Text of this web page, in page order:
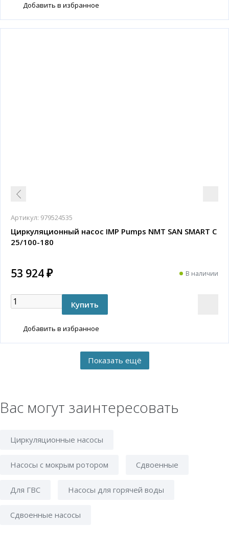
Добавить в избранное
Артикул: 979524535
Циркуляционный насос IMP Pumps NMT SAN SMART C
25/100-180
53 924 ₽ В наличии
Добавить в избранное
Вас могут заинтересовать
Циркуляционные насосы
Насосы с мокрым ротором Сдвоенные
Для ГВС Насосы для горячей воды
Сдвоенные насосы